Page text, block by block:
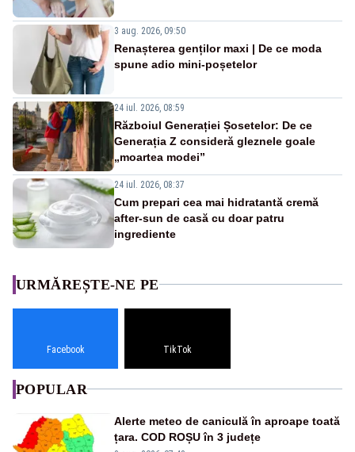
3 aug. 2026, 09:50
Renașterea genților maxi | De ce moda
spune adio mini-poșetelor
24 iul. 2026, 08:59
Războiul Generației Șosetelor: De ce
Generația Z consideră gleznele goale
„moartea modei”
24 iul. 2026, 08:37
Cum prepari cea mai hidratantă cremă
after-sun de casă cu doar patru
ingrediente
URMĂREȘTE-NE PE
Facebook TikTok
POPULAR
Alerte meteo de caniculă în aproape toată
țara. COD ROȘU în 3 județe